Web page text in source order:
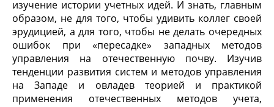
изучение истории учетных идей. И знать, главным
образом, не для того, чтобы удивить коллег своей
эрудицией, а для того, чтобы не делать очередных
ошибок при «пересадке» западных методов
управления на отечественную почву. Изучив
тенденции развития систем и методов управления
на Западе и овладев теорией и практикой
применения отечественных методов учета,